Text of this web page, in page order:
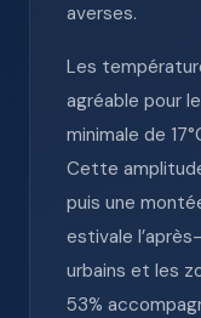
averses.
Les
agréable pour
minimale de
Cette
puis une
estivale
urbains et les
53%